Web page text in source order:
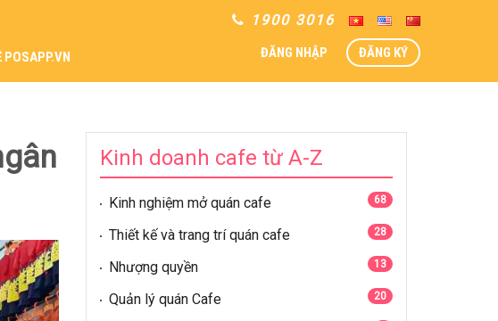
1900 3016
POSAPP.VN ĐĂNG NHẬP ĐĂNG KÝ
Kinh doanh cafe từ A-Z
Kinh nghiệm mở quán cafe 68
Thiết kế và trang trí quán cafe 28
Nhượng quyền 13
Quản lý quán Cafe 20